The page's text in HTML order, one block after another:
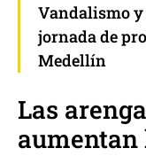
Vandalismo
jornada de
Medellín
Las